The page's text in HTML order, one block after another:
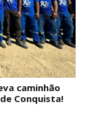
caminhão
Conquista!